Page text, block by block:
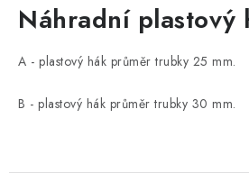
Náhradní plastový
A - plastový hák průměr trubky 25 mm.
B - plastový hák průměr trubky 30 mm.